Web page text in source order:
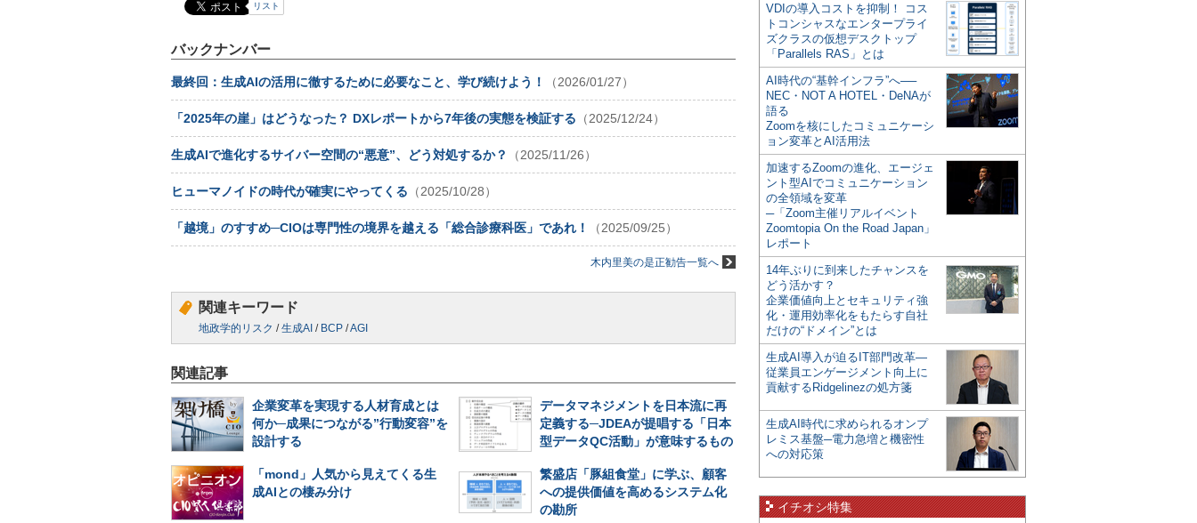
リスト
バックナンバー
最終回：生成AIの活用に徹するために必要なこと、学び続けよう！ （2026/01/27）
「2025年の崖」はどうなった？ DXレポートから7年後の実態を検証する （2025/12/24）
生成AIで進化するサイバー空間の“悪意”、どう対処するか？ （2025/11/26）
ヒューマノイドの時代が確実にやってくる （2025/10/28）
「越境」のすすめ─CIOは専門性の境界を越える「総合診療科医」であれ！ （2025/09/25）
木内里美の是正勧告一覧へ
関連キーワード
地政学的リスク /生成AI / BCP /AGI
関連記事
企業変革を実現する人材育成とは
何か─成果につながる”行動変容”を
設計する
データマネジメントを日本流に再
定義する─JDEAが提唱する「日本
型データQC活動」が意味するもの
「mond」人気から見えてくる生
成AIとの棲み分け
繁盛店「豚組食堂」に学ぶ、顧客
への提供価値を高めるシステム化
の勘所
VDIの導入コストを抑制！ コス
トコンシャスなエンタープライ
ズクラスの仮想デスクトップ
「Parallels RAS」とは
AI時代の“基幹インフラ”へ──
NEC・NOT A HOTEL・DeNAが
語る
Zoomを核にしたコミュニケーシ
ョン変革とAI活用法
加速するZoomの進化、エージェ
ント型AIでコミュニケーション
の全領域を変革
─「Zoom主催リアルイベント
Zoomtopia On the Road Japan」
レポート
14年ぶりに到来したチャンスを
どう活かす？
企業価値向上とセキュリティ強
化・運用効率化をもたらす自社
だけの“ドメイン”とは
生成AI導入が迫るIT部門改革―
従業員エンゲージメント向上に
貢献するRidgelinezの処方箋
生成AI時代に求められるオンプ
レミス基盤─電力急増と機密性
への対応策
イチオシ特集